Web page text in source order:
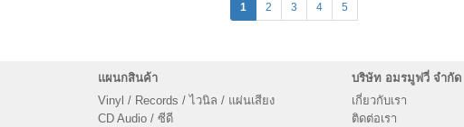
1 2 3 4 5
แผนกสินค้า
Vinyl / Records / ไวนิล / แผ่นเสียง
CD Audio / ซีดี
บริษัท อมรมูฟวี่ จำกัด
เกี่ยวกับเรา
ติดต่อเรา